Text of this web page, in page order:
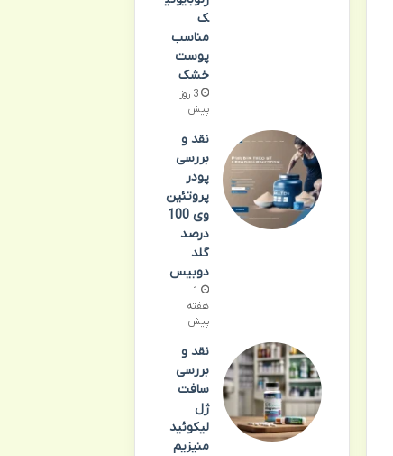
ک
مناسب
پوست
خشک
3 روز
پیش
نقد و
بررسی
پودر
پروتئین
وی 100
درصد
گلد
دوبیس
1
هفته
پیش
نقد و
بررسی
سافت
ژل
لیکوئید
منیزیم